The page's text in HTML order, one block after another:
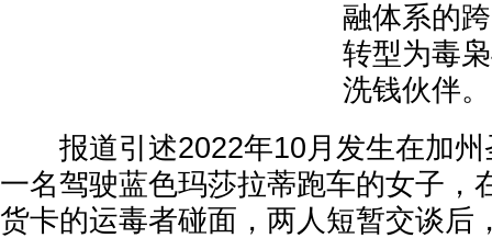
融体系的
转型为毒
洗钱伙伴。
报道引述2022年10月发生在加州
一名驾驶蓝色玛莎拉蒂跑车的女子，
货卡的运毒者碰面，两人短暂交谈后